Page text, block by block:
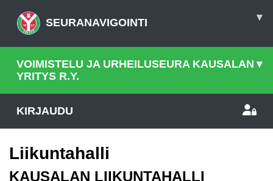
SEURANAVIGOINTI ▾
VOIMISTELU JA URHEILUSEURA KAUSALAN
YRITYS R.Y.
▾
KIRJAUDU
Liikuntahalli
KAUSALAN LIIKUNTAHALLI